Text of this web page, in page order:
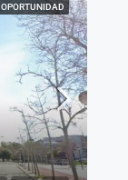
OPORTUNIDAD